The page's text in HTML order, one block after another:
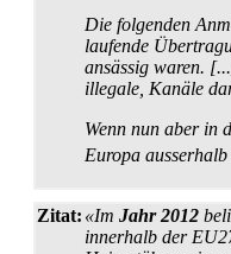
Die folgenden
laufende
ansässig waren.
illegale, Kanäle
Wenn nun aber in
Europa
Zitat: «Im Jahr 2012
innerhalb der